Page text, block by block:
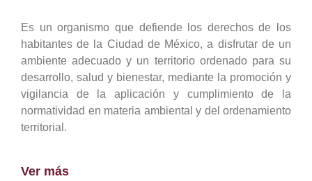
Es un organismo que defiende los derechos de los
habitantes de la Ciudad de México, a disfrutar de un
ambiente adecuado y un territorio ordenado para su
desarrollo, salud y bienestar, mediante la promoción y
vigilancia de la aplicación y cumplimiento de la
normatividad en materia ambiental y del ordenamiento
territorial.
Ver más